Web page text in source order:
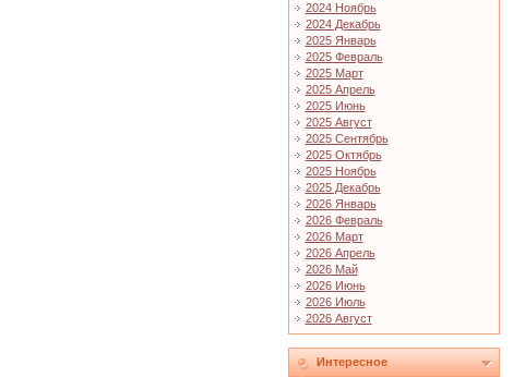
2024 Ноябрь
2024 Декабрь
2025 Январь
2025 Февраль
2025 Март
2025 Апрель
2025 Июнь
2025 Август
2025 Сентябрь
2025 Октябрь
2025 Ноябрь
2025 Декабрь
2026 Январь
2026 Февраль
2026 Март
2026 Апрель
2026 Май
2026 Июнь
2026 Июль
2026 Август
Интересное